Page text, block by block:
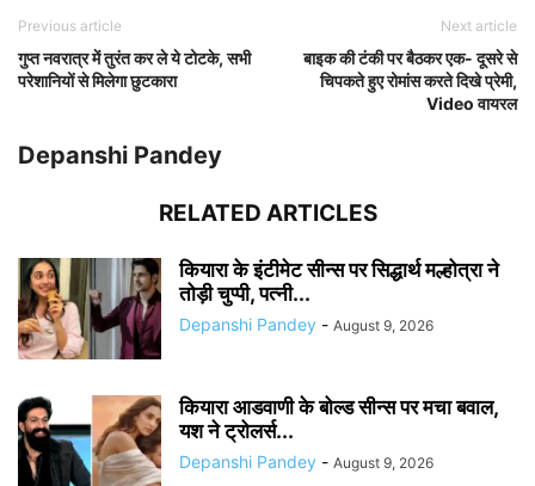
Previous article
गुप्त नवरात्र में तुरंत कर ले ये टोटके, सभी
परेशानियों से मिलेगा छुटकारा
Next article
बाइक की टंकी पर बैठकर एक- दूसरे से
चिपकते हुए रोमांस करते दिखे प्रेमी,
Video वायरल
Depanshi Pandey
RELATED ARTICLES
कियारा के इंटीमेट सीन्स पर सिद्धार्थ मल्होत्रा ने
तोड़ी चुप्पी, पत्नी...
Depanshi Pandey - August 9, 2026
कियारा आडवाणी के बोल्ड सीन्स पर मचा बवाल,
यश ने ट्रोलर्स...
Depanshi Pandey - August 9, 2026